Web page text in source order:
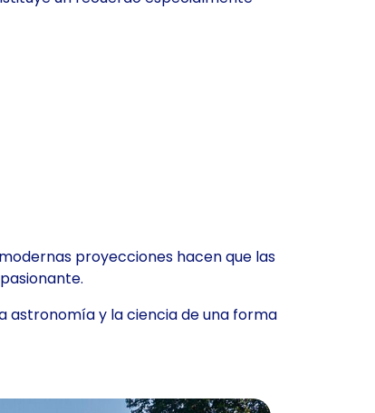
proyecciones hacen que las
astronomía y la ciencia de una forma